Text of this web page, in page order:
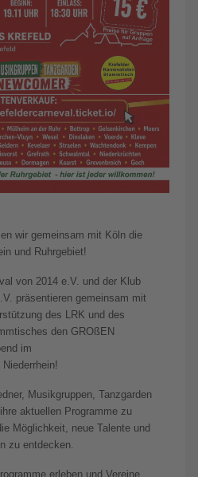
wir gemeinsam mit Köln die
und Ruhrgebiet!
von 2014 e.V. und der Klub
präsentieren gemeinsam mit
des LRK und des
den GROßEN
im
Musikgruppen, Tanzgarden
aktuellen Programme zu
Möglichkeit, neue Talente und
zu entdecken.
erleben und Vereine